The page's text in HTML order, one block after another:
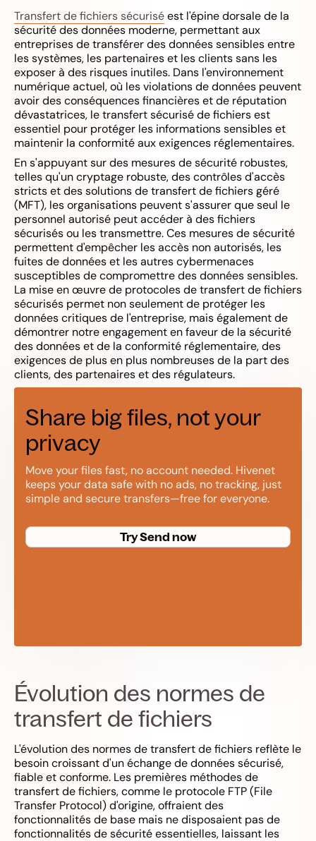
Transfert de fichiers sécuriséest l'épine dorsale de la
sécurité des données moderne, permettant aux
entreprises de transférer des données sensibles entre
les systèmes, les partenaires et les clients sans les
exposer à des risques inutiles. Dans l'environnement
numérique actuel, où les violations de données peuvent
avoir des conséquences financières et de réputation
dévastatrices, le transfert sécurisé de fichiers est
essentiel pour protéger les informations sensibles et
maintenir la conformité aux exigences réglementaires.
En s'appuyant sur des mesures de sécurité robustes,
telles qu'un cryptage robuste, des contrôles d'accès
stricts et des solutions de transfert de fichiers géré
(MFT), les organisations peuvent s'assurer que seul le
personnel autorisé peut accéder à des fichiers
sécurisés ou les transmettre. Ces mesures de sécurité
permettent d'empêcher les accès non autorisés, les
fuites de données et les autres cybermenaces
susceptibles de compromettre des données sensibles.
La mise en œuvre de protocoles de transfert de fichiers
sécurisés permet non seulement de protéger les
données critiques de l'entreprise, mais également de
démontrer notre engagement en faveur de la sécurité
des données et de la conformité réglementaire, des
exigences de plus en plus nombreuses de la part des
clients, des partenaires et des régulateurs.
Share big files, not your
privacy
Move your files fast, no account needed. Hivenet
keeps your data safe with no ads, no tracking, just
simple and secure transfers—free for everyone.
Try Send now
Évolution des normes de
transfert de fichiers
L'évolution des normes de transfert de fichiers reflète le
besoin croissant d'un échange de données sécurisé,
fiable et conforme. Les premières méthodes de
transfert de fichiers, comme le protocole FTP (File
Transfer Protocol) d'origine, offraient des
fonctionnalités de base mais ne disposaient pas de
fonctionnalités de sécurité essentielles, laissant les